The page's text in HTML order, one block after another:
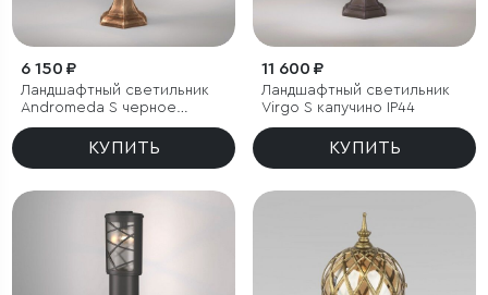
6 150 ₽
Ландшафтный светильник
Andromeda S черное
золото IP44
КУПИТЬ
11 600 ₽
Ландшафтный светильник
Virgo S капучино IP44
КУПИТЬ